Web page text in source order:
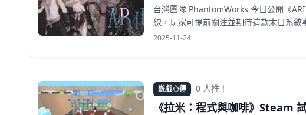
台灣團隊 PhantomWorks 今日公開《
線，玩家可提前關注並期待這款末日系敘
2025-11-24
遊戲心得 0 人推！
《拉米：程式與咖啡》Steam